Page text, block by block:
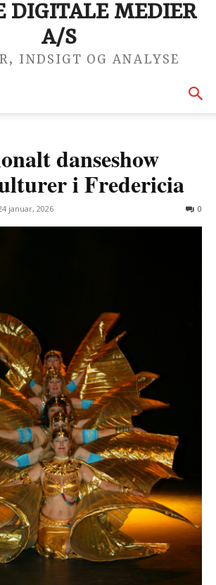
DIGITALE MEDIER
A/S
INDSIGT OG ANALYSE
danseshow
i Fredericia
januar, 2026 0